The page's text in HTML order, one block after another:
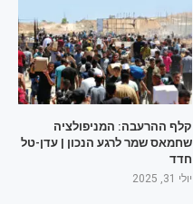
קלף ההרעבה: המניפולציה
שחמאס שמר לרגע הנכון | עדן-טל
חדד
יולי 31, 2025